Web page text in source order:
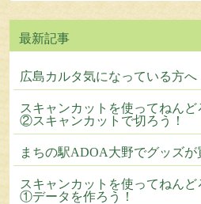
広島カルタ気になっている方へ
スキャンカットを使ってねん
②スキャンカットで切ろう！
まちの駅ADOA大野でグッズが
スキャンカットを使ってねん
①データを作ろう！